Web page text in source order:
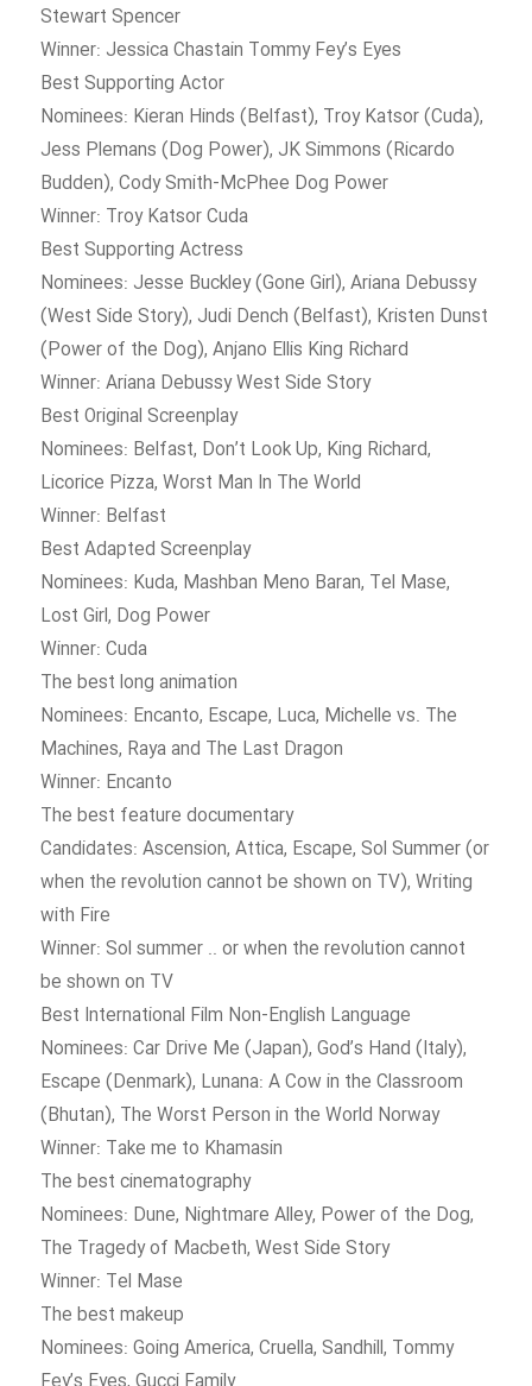
Stewart Spencer
Winner: Jessica Chastain Tommy Fey’s Eyes
Best Supporting Actor
Nominees: Kieran Hinds (Belfast), Troy Katsor (Cuda),
Jess Plemans (Dog Power), JK Simmons (Ricardo
Budden), Cody Smith-McPhee Dog Power
Winner: Troy Katsor Cuda
Best Supporting Actress
Nominees: Jesse Buckley (Gone Girl), Ariana Debussy
(West Side Story), Judi Dench (Belfast), Kristen Dunst
(Power of the Dog), Anjano Ellis King Richard
Winner: Ariana Debussy West Side Story
Best Original Screenplay
Nominees: Belfast, Don’t Look Up, King Richard,
Licorice Pizza, Worst Man In The World
Winner: Belfast
Best Adapted Screenplay
Nominees: Kuda, Mashban Meno Baran, Tel Mase,
Lost Girl, Dog Power
Winner: Cuda
The best long animation
Nominees: Encanto, Escape, Luca, Michelle vs. The
Machines, Raya and The Last Dragon
Winner: Encanto
The best feature documentary
Candidates: Ascension, Attica, Escape, Sol Summer (or
when the revolution cannot be shown on TV), Writing
with Fire
Winner: Sol summer .. or when the revolution cannot
be shown on TV
Best International Film Non-English Language
Nominees: Car Drive Me (Japan), God’s Hand (Italy),
Escape (Denmark), Lunana: A Cow in the Classroom
(Bhutan), The Worst Person in the World Norway
Winner: Take me to Khamasin
The best cinematography
Nominees: Dune, Nightmare Alley, Power of the Dog,
The Tragedy of Macbeth, West Side Story
Winner: Tel Mase
The best makeup
Nominees: Going America, Cruella, Sandhill, Tommy